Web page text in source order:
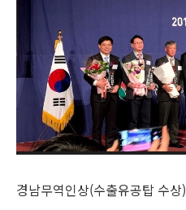
경남무역인상(수출유공탑 수상)